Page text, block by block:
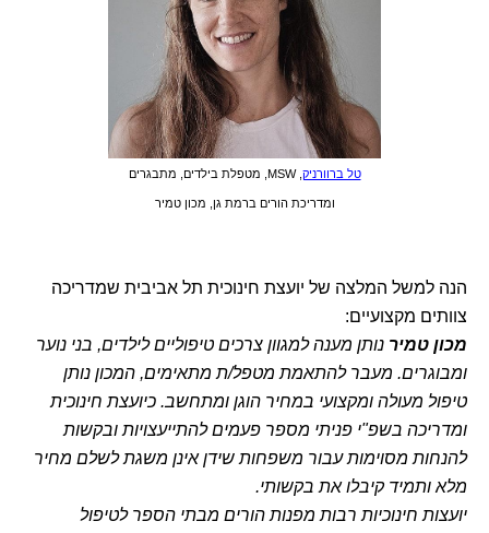
טל ברוורניק , MSW, מטפלת בילדים, מתבגרים
ומדריכת הורים ברמת גן, מכון טמיר
הנה למשל המלצה של יועצת חינוכית תל אביבית שמדריכה
צוותים מקצועיים:
מכון טמיר נותן מענה למגוון צרכים טיפוליים לילדים, בני נוער
ומבוגרים. מעבר להתאמת מטפל/ת מתאימים, המכון נותן
טיפול מעולה ומקצועי במחיר הוגן ומתחשב. כיועצת חינוכית
ומדריכה בשפ"י פניתי מספר פעמים להתייעצויות ובקשות
להנחות מסוימות עבור משפחות שידן אינן משגת לשלם מחיר
מלא ותמיד קיבלו את בקשותי.
יועצות חינוכיות רבות מפנות הורים מבתי הספר לטיפול